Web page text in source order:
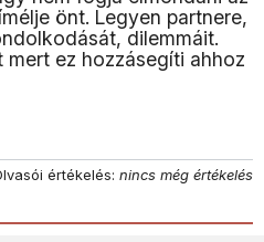
önt. Legyen partnere,
dilemmáit.
mert ez hozzásegíti ahhoz
értékelés: nincs még értékelés